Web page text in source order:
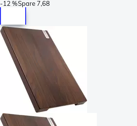
-12 %Spare7,68